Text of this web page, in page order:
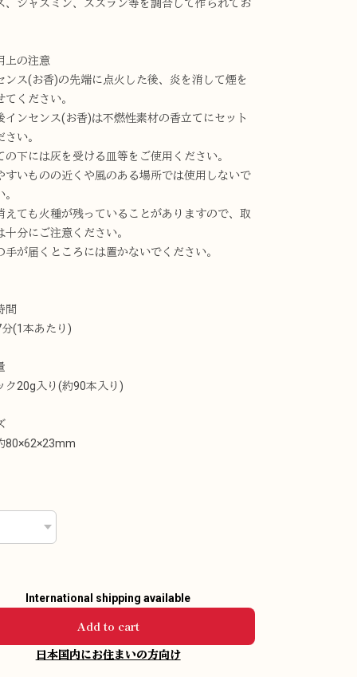
、ジャスミン、スズラン等を調合して作られてお
の注意
ンス(お香)の先端に点火した後、炎を消して煙を
てください。
インセンス(お香)は不燃性素材の香立てにセット
い。
の下には灰を受ける皿等をご使用ください。
すいものの近くや風のある場所では使用しないで
えても火種が残っていることがありますので、取
十分にご注意ください。
手が届くところには置かないでください。
間
(1本あたり)
ク20g入り(約90本入り)
80×62×23mm
International shipping available
Add to cart
日本国内にお住まいの方向け